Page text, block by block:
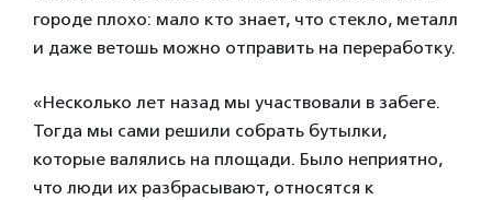
городе плохо: мало кто знает, что стекло, металл
и даже ветошь можно отправить на переработку.
«Несколько лет назад мы участвовали в забеге.
Тогда мы сами решили собрать бутылки,
которые валялись на площади. Было неприятно,
что люди их разбрасывают, относятся к